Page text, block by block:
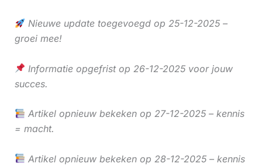
Nieuwe update toegevoegd op 25-12-2025 –
groei mee!
Informatie opgefrist op 26-12-2025 voor jouw
succes.
Artikel opnieuw bekeken op 27-12-2025 – kennis
= macht.
Artikel opnieuw bekeken op 28-12-2025 – kennis